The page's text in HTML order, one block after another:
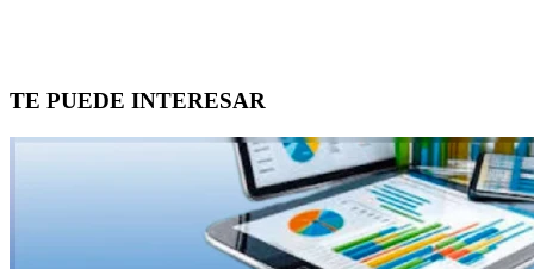
TE PUEDE INTERESAR